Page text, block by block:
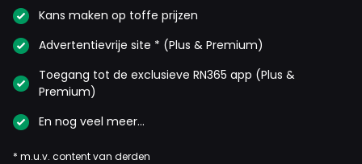
Kans maken op toffe prijzen
Advertentievrije site * (Plus & Premium)
Toegang tot de exclusieve RN365 app (Plus &
Premium)
En nog veel meer…
* m.u.v. content van derden